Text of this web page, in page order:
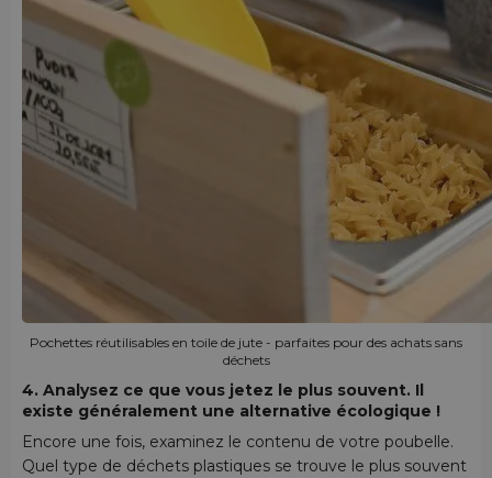
Pochettes réutilisables en toile de jute - parfaites pour des achats sans
déchets
4. Analysez ce que vous jetez le plus souvent. Il
existe généralement une alternative écologique !
Encore une fois, examinez le contenu de votre poubelle.
Quel type de déchets plastiques se trouve le plus souvent